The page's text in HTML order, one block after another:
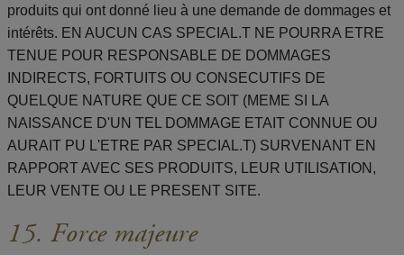
produits qui ont donné lieu à une demande de dommages et
intérêts. EN AUCUN CAS SPECIAL.T NE POURRA ETRE
TENUE POUR RESPONSABLE DE DOMMAGES
INDIRECTS, FORTUITS OU CONSECUTIFS DE
QUELQUE NATURE QUE CE SOIT (MEME SI LA
NAISSANCE D'UN TEL DOMMAGE ETAIT CONNUE OU
AURAIT PU L'ETRE PAR SPECIAL.T) SURVENANT EN
RAPPORT AVEC SES PRODUITS, LEUR UTILISATION,
LEUR VENTE OU LE PRESENT SITE.
15. Force majeure